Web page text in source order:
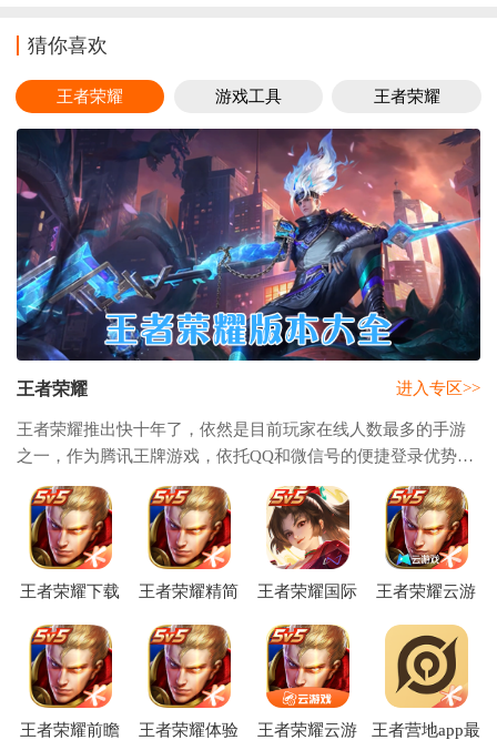
猜你喜欢
王者荣耀 游戏工具 王者荣耀
王者荣耀
王者荣耀推出快十年了，依然是目前玩家在线人数最多的手游
之一，作为腾讯王牌游戏，依托QQ和微信号的便捷登录优势，
一经上线就受到了广大玩家的喜爱和分享，为了方便大家能够
下载到最新版本的王者荣耀手游，本站整理
进入专区>>
王者荣耀下载
王者荣耀精简
王者荣耀国际
机版(Honor of
Kings)
王者荣耀云游
·王者荣耀)
王者荣耀前瞻
王者荣耀体验
王者荣耀云游
王者营地app最